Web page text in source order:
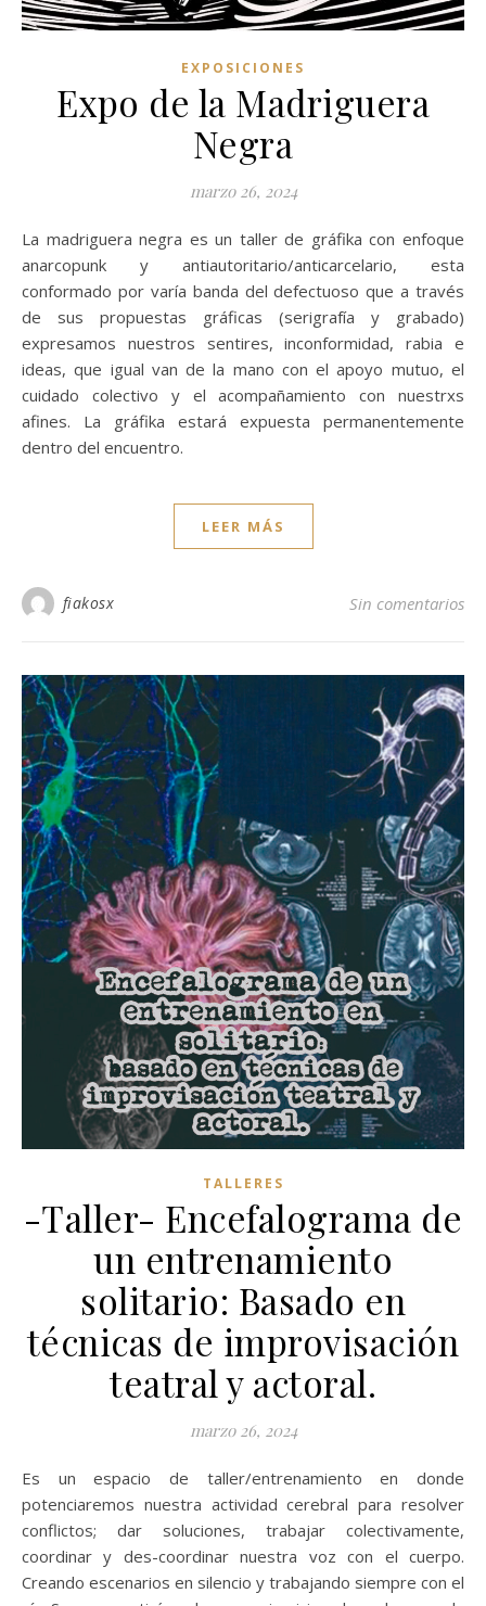
EXPOSICIONES
Expo de la Madriguera
Negra
marzo 26, 2024
La madriguera negra es un taller de gráfika con enfoque
anarcopunk y antiautoritario/anticarcelario, esta
conformado por varía banda del defectuoso que a través
de sus propuestas gráficas (serigrafía y grabado)
expresamos nuestros sentires, inconformidad, rabia e
ideas, que igual van de la mano con el apoyo mutuo, el
cuidado colectivo y el acompañamiento con nuestrxs
afines. La gráfika estará expuesta permanentemente
dentro del encuentro.
LEER MÁS
fiakosx Sin comentarios
TALLERES
-Taller- Encefalograma de
un entrenamiento
solitario: Basado en
técnicas de improvisación
teatral y actoral.
marzo 26, 2024
Es un espacio de taller/entrenamiento en donde
potenciaremos nuestra actividad cerebral para resolver
conflictos; dar soluciones, trabajar colectivamente,
coordinar y des-coordinar nuestra voz con el cuerpo.
Creando escenarios en silencio y trabajando siempre con el